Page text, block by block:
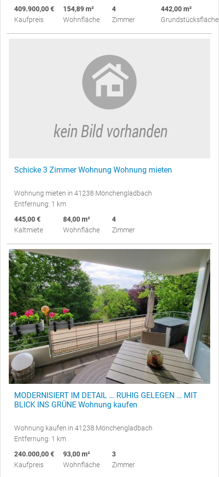
409.900,00 €
Kaufpreis
154,89 m²
Wohnfläche
4
Zimmer
442,00 m²
Grundstücksfläche
Schicke 3 Zimmer Wohnung Wohnung mieten
Wohnung mieten in 41238 Mönchengladbach
Entfernung: 1 km
445,00 €
Kaltmiete
84,00 m²
Wohnfläche
4
Zimmer
MODERNISIERT IM DETAIL … RUHIG GELEGEN … MIT
BLICK INS GRÜNE Wohnung kaufen
Wohnung kaufen in 41238 Mönchengladbach
Entfernung: 1 km
240.000,00 €
Kaufpreis
93,00 m²
Wohnfläche
3
Zimmer